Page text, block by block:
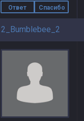
Ответ Спасибо
2_Bumblebee_2